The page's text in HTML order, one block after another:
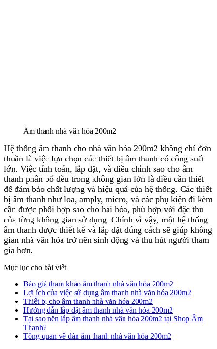
Âm thanh nhà văn hóa 200m2
Hệ thống âm thanh cho nhà văn hóa 200m2 không chỉ đơn
thuần là việc lựa chọn các thiết bị âm thanh có công suất
lớn. Việc tính toán, lắp đặt, và điều chỉnh sao cho âm
thanh phân bổ đều trong không gian lớn là điều cần thiết
để đảm bảo chất lượng và hiệu quả của hệ thống. Các thiết
bị âm thanh như loa, amply, micro, và các phụ kiện đi kèm
cần được phối hợp sao cho hài hòa, phù hợp với đặc thù
của từng không gian sử dụng. Chính vì vậy, một hệ thống
âm thanh được thiết kế và lắp đặt đúng cách sẽ giúp không
gian nhà văn hóa trở nên sinh động và thu hút người tham
gia hơn.
Mục lục cho bài viết
Báo giá tham khảo âm thanh nhà văn hóa 200m2
Lợi ích của việc sử dụng âm thanh nhà văn hóa 200m2
Thiết bị cho âm thanh nhà văn hóa 200m2
Hướng dẫn lắp đặt âm thanh nhà văn hóa 200m2
Tại sao nên lắp âm thanh nhà văn hóa 200m2 tại Shop Âm
Thanh?
Tổng quan về dàn âm thanh nhà văn hóa 200m2